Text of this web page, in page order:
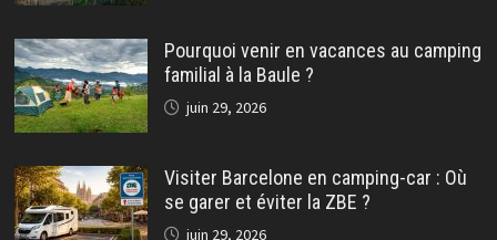
Pourquoi venir en vacances au camping
familial à la Baule ?
juin 29, 2026
Visiter Barcelone en camping-car : Où
se garer et éviter la ZBE ?
juin 29, 2026